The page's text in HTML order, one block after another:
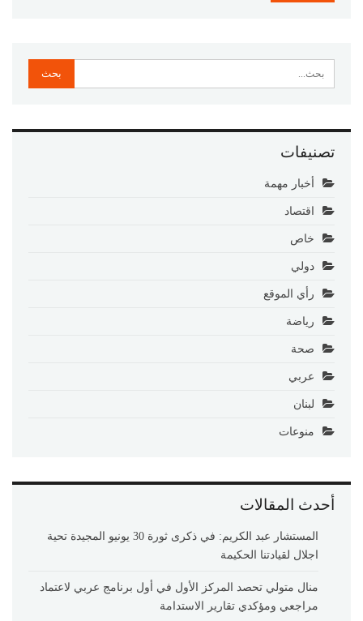
تصنيفات
أخبار مهمة
اقتصاد
خاص
دولي
رأي الموقع
رياضة
صحة
عربي
لبنان
منوعات
أحدث المقالات
المستشار عبد الكريم: في ذكرى ثورة 30 يونيو المجيدة تحية
اجلال لقيادتنا الحكيمة
منال متولي تحصد المركز الأول في أول برنامج عربي لاعتماد
مراجعي ومؤكدي تقارير الاستدامة